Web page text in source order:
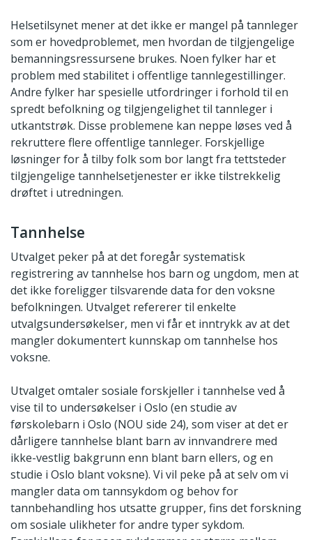
Helsetilsynet mener at det ikke er mangel på tannleger
som er hovedproblemet, men hvordan de tilgjengelige
bemanningsressursene brukes. Noen fylker har et
problem med stabilitet i offentlige tannlegestillinger.
Andre fylker har spesielle utfordringer i forhold til en
spredt befolkning og tilgjengelighet til tannleger i
utkantstrøk. Disse problemene kan neppe løses ved å
rekruttere flere offentlige tannleger. Forskjellige
løsninger for å tilby folk som bor langt fra tettsteder
tilgjengelige tannhelsetjenester er ikke tilstrekkelig
drøftet i utredningen.
Tannhelse
Utvalget peker på at det foregår systematisk
registrering av tannhelse hos barn og ungdom, men at
det ikke foreligger tilsvarende data for den voksne
befolkningen. Utvalget refererer til enkelte
utvalgsundersøkelser, men vi får et inntrykk av at det
mangler dokumentert kunnskap om tannhelse hos
voksne.
Utvalget omtaler sosiale forskjeller i tannhelse ved å
vise til to undersøkelser i Oslo (en studie av
førskolebarn i Oslo (NOU side 24), som viser at det er
dårligere tannhelse blant barn av innvandrere med
ikke-vestlig bakgrunn enn blant barn ellers, og en
studie i Oslo blant voksne). Vi vil peke på at selv om vi
mangler data om tannsykdom og behov for
tannbehandling hos utsatte grupper, fins det forskning
om sosiale ulikheter for andre typer sykdom.